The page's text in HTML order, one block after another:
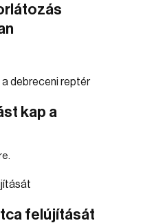
kap a
felújítását